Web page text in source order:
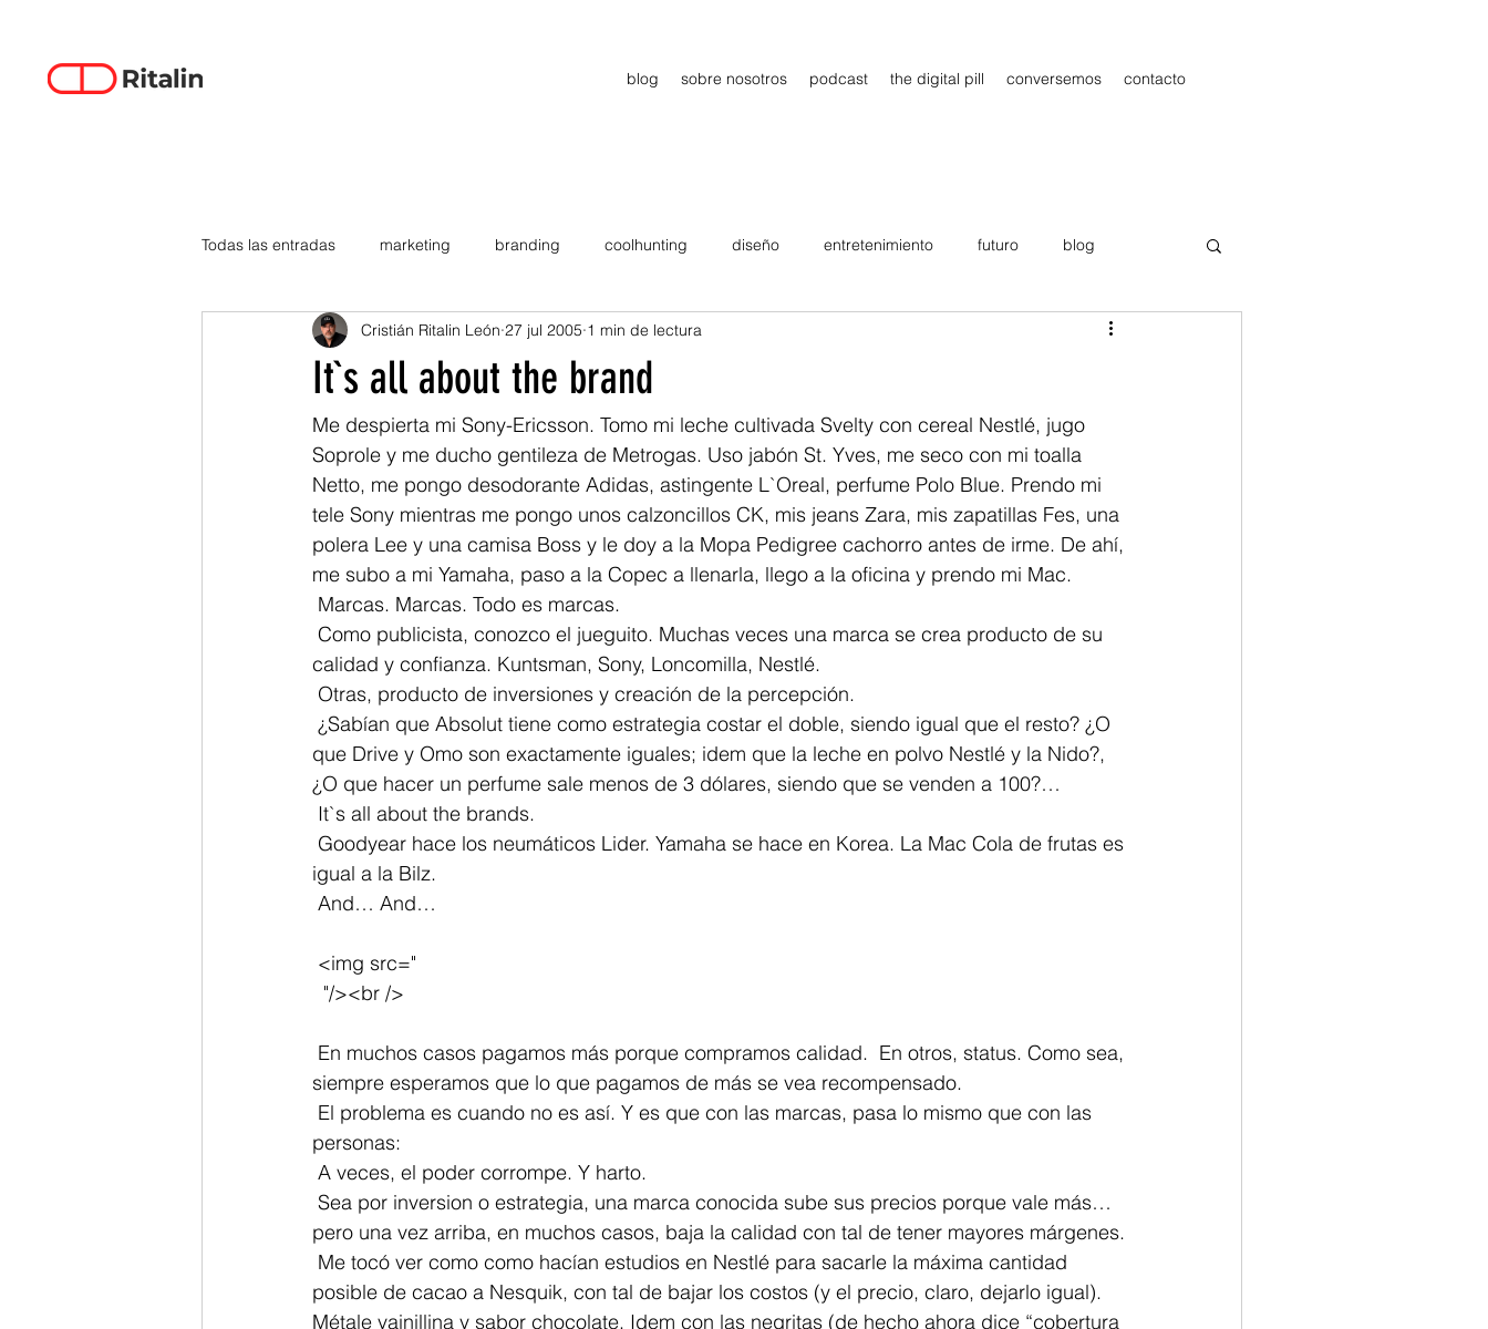
blog sobre nosotros podcast the digital pill conversemos contacto
Todas las entradas marketing branding coolhunting diseño entretenimiento futuro blog
data-driven creativity emprendimiento estrategia Publicidad
smartphones tecnología Viajes tendencias Wow B2B Showcase
It`s all about the brand
Cristián Ritalin León 27 jul 2005 1 min de lectura
Me despierta mi Sony-Ericsson. Tomo mi leche cultivada Svelty con cereal Nestlé, jugo
Soprole y me ducho gentileza de Metrogas. Uso jabón St. Yves, me seco con mi toalla
Netto, me pongo desodorante Adidas, astingente L`Oreal, perfume Polo Blue. Prendo mi
tele Sony mientras me pongo unos calzoncillos CK, mis jeans Zara, mis zapatillas Fes, una
polera Lee y una camisa Boss y le doy a la Mopa Pedigree cachorro antes de irme. De ahí,
me subo a mi Yamaha, paso a la Copec a llenarla, llego a la oficina y prendo mi Mac.
Marcas. Marcas. Todo es marcas.
calidad y confianza. Kuntsman, Sony, Loncomilla, Nestlé.
Otras, producto de inversiones y creación de la percepción.
que Drive y Omo son exactamente iguales; idem que la leche en polvo Nestlé y la Nido?,
¿O que hacer un perfume sale menos de 3 dólares, siendo que se venden a 100?…
It`s all about the brands.
igual a la Bilz.
And… And…
<img src="
  "/><br />
siempre esperamos que lo que pagamos de más se vea recompensado.
personas:
A veces, el poder corrompe. Y harto.
pero una vez arriba, en muchos casos, baja la calidad con tal de tener mayores márgenes.
posible de cacao a Nesquik, con tal de bajar los costos (y el precio, claro, dejarlo igual).
Métale vainillina y sabor chocolate. Idem con las negritas (de hecho ahora dice “cobertura